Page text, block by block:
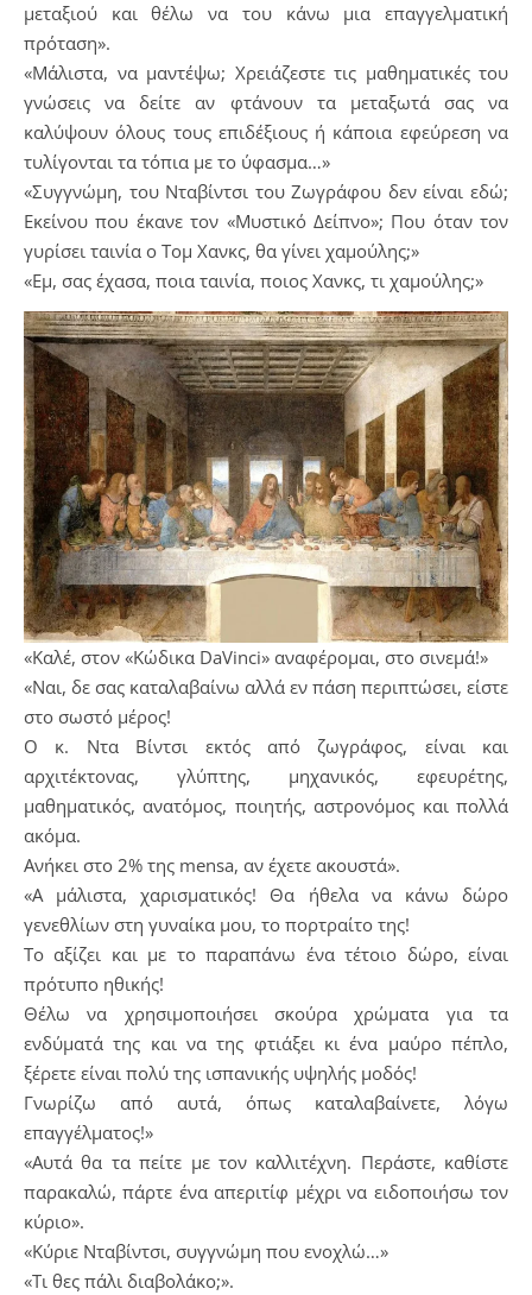
μεταξιού και θέλω να του κάνω μια επαγγελματική
πρόταση».
«Μάλιστα, να μαντέψω; Χρειάζεστε τις μαθηματικές του
γνώσεις να δείτε αν φτάνουν τα μεταξωτά σας να
καλύψουν όλους τους επιδέξιους ή κάποια εφεύρεση να
τυλίγονται τα τόπια με το ύφασμα…»
«Συγγνώμη, του Νταβίντσι του Ζωγράφου δεν είναι εδώ;
Εκείνου που έκανε τον «Μυστικό Δείπνο»; Που όταν τον
γυρίσει ταινία ο Τομ Χανκς, θα γίνει χαμούλης;»
«Εμ, σας έχασα, ποια ταινία, ποιος Χανκς, τι χαμούλης;»
«Καλέ, στον «Κώδικα DaVinci» αναφέρομαι, στο σινεμά!»
«Ναι, δε σας καταλαβαίνω αλλά εν πάση περιπτώσει, είστε
στο σωστό μέρος!
Ο κ. Ντα Βίντσι εκτός από ζωγράφος, είναι και
αρχιτέκτονας, γλύπτης, μηχανικός, εφευρέτης,
μαθηματικός, ανατόμος, ποιητής, αστρονόμος και πολλά
ακόμα.
Ανήκει στο 2% της mensa, αν έχετε ακουστά».
«Α μάλιστα, χαρισματικός! Θα ήθελα να κάνω δώρο
γενεθλίων στη γυναίκα μου, το πορτραίτο της!
Το αξίζει και με το παραπάνω ένα τέτοιο δώρο, είναι
πρότυπο ηθικής!
Θέλω να χρησιμοποιήσει σκούρα χρώματα για τα
ενδύματά της και να της φτιάξει κι ένα μαύρο πέπλο,
ξέρετε είναι πολύ της ισπανικής υψηλής μοδός!
Γνωρίζω από αυτά, όπως καταλαβαίνετε, λόγω
επαγγέλματος!»
«Αυτά θα τα πείτε με τον καλλιτέχνη. Περάστε, καθίστε
παρακαλώ, πάρτε ένα απεριτίφ μέχρι να ειδοποιήσω τον
κύριο».
«Κύριε Νταβίντσι, συγγνώμη που ενοχλώ…»
«Τι θες πάλι διαβολάκο;».